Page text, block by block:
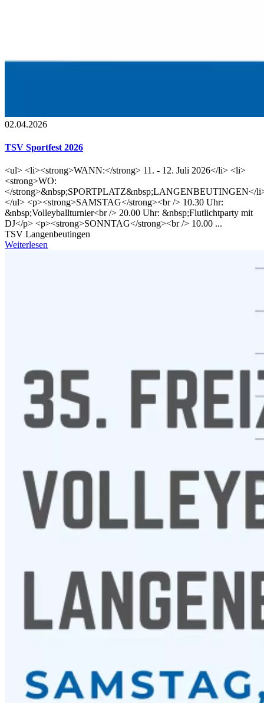
02.04.2026
TSV Sportfest 2026
<ul> <li><strong>WANN:</strong> 11. - 12. Juli 2026</li> <li>
<strong>WO:
</strong>&nbsp;SPORTPLATZ&nbsp;LANGENBEUTINGEN</
</ul> <p><strong>SAMSTAG</strong><br /> 10.30 Uhr:
&nbsp;Volleyballturnier<br /> 20.00 Uhr: &nbsp;Flutlichtparty mit
DJ</p> <p><strong>SONNTAG</strong><br /> 10.00 ...
TSV Langenbeutingen
Weiterlesen